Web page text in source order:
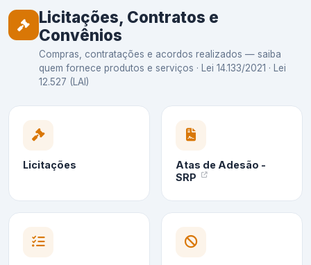
Licitações, Contratos e
Convênios
Compras, contratações e acordos realizados — saiba
quem fornece produtos e serviços · Lei 14.133/2021 · Lei
12.527 (LAI)
Licitações
Atas de Adesão -
SRP